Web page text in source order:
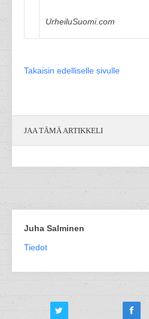
UrheiluSuomi.com
Takaisin edelliselle sivulle
JAA TÄMÄ ARTIKKELI
Juha Salminen
Tiedot